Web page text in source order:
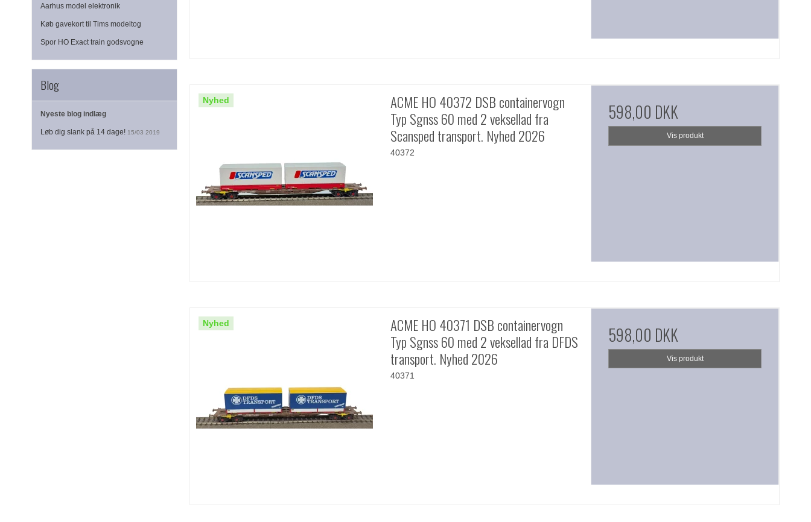
Aarhus model elektronik
Køb gavekort til Tims modeltog
Spor HO Exact train godsvogne
Blog
Nyeste blog indlæg
Løb dig slank på 14 dage! 15/03 2019
Nyhed
ACME HO 40372 DSB containervogn
Typ Sgnss 60 med 2 veksellad fra
Scansped transport. Nyhed 2026
40372
598,00 DKK
Vis produkt
Nyhed
ACME HO 40371 DSB containervogn
Typ Sgnss 60 med 2 veksellad fra DFDS
transport. Nyhed 2026
40371
598,00 DKK
Vis produkt